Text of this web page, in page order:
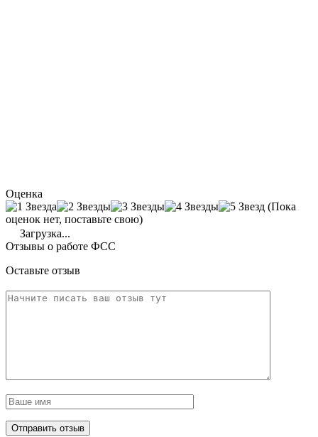
Оценка
(Пока
оценок нет, поставьте свою)
Загрузка...
Отзывы о работе ФСС
Оставьте отзыв